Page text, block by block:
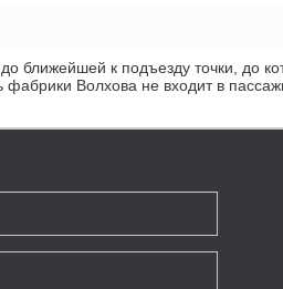
ближейшей к подъезду точки, до
Волхова не входит в